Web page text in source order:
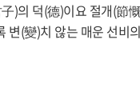
)의 덕(德)이요 절개(節
변(變)치 않는 매운 선비